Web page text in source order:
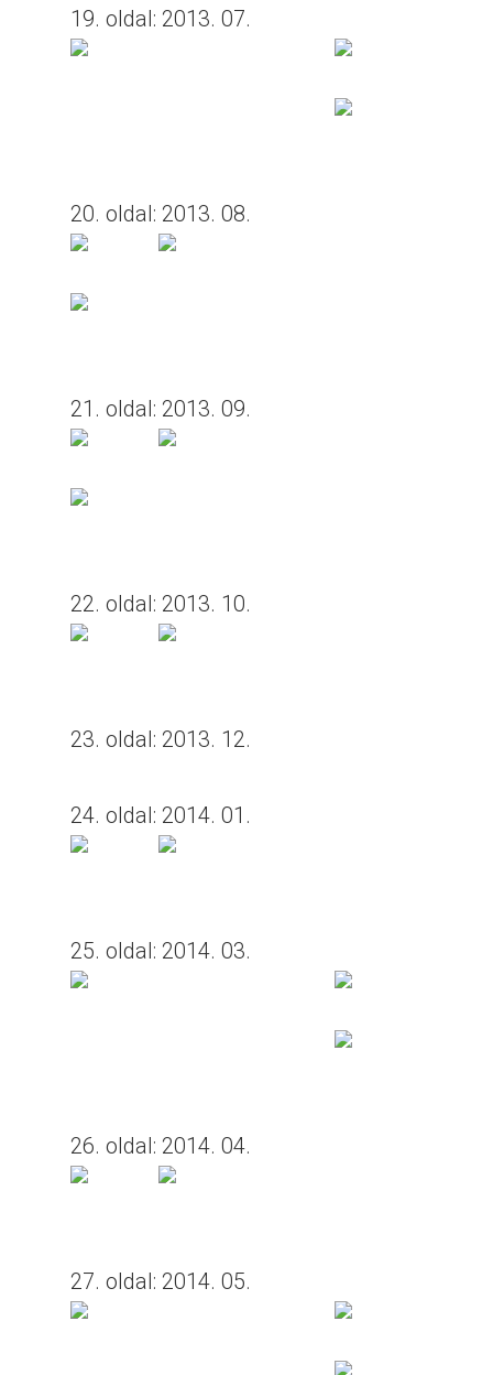
19. oldal: 2013. 07.
20. oldal: 2013. 08.
21. oldal: 2013. 09.
22. oldal: 2013. 10.
23. oldal: 2013. 12.
24. oldal: 2014. 01.
25. oldal: 2014. 03.
26. oldal: 2014. 04.
27. oldal: 2014. 05.